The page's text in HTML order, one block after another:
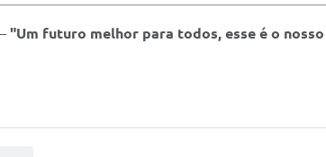
"Um futuro melhor para todos, esse é o